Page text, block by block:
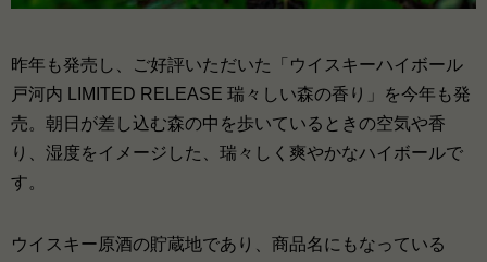
昨年も発売し、ご好評いただいた「ウイスキーハイボール
戸河内 LIMITED RELEASE 瑞々しい森の香り」を今年も発
売。朝日が差し込む森の中を歩いているときの空気や香
り、湿度をイメージした、瑞々しく爽やかなハイボールで
す。
ウイスキー原酒の貯蔵地であり、商品名にもなっている